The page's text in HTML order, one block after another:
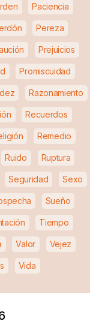
Paciencia
Pereza
Prejuicios
Promiscuidad
Razonamiento
Recuerdos
Remedio
Ruido Ruptura
Seguridad Sexo
Sueño
Tiempo
Valor Vejez
Vida